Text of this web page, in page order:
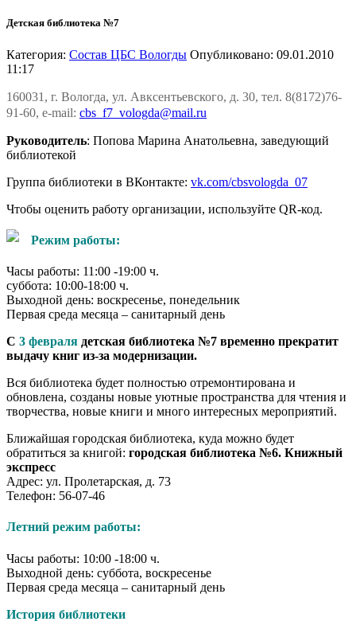
Детская библиотека №7
Категория: Состав ЦБС Вологды Опубликовано: 09.01.2010
11:17
160031, г. Вологда, ул. Авксентьевского, д. 30, тел. 8(8172)76-
91-60, e-mail: cbs_f7_vologda@mail.ru
Руководитель: Попова Марина Анатольевна, заведующий
библиотекой
Группа библиотеки в ВКонтакте: vk.com/cbsvologda_07
Чтобы оценить работу организации, используйте QR-код.
Режим работы:
Часы работы: 11:00 -19:00 ч.
суббота: 10:00-18:00 ч.
Выходной день: воскресенье, понедельник
Первая среда месяца – санитарный день
С 3 февраля детская библиотека №7 временно прекратит
выдачу книг из-за модернизации.
Вся библиотека будет полностью отремонтирована и
обновлена, созданы новые уютные пространства для чтения и
творчества, новые книги и много интересных мероприятий.
Ближайшая городская библиотека, куда можно будет
обратиться за книгой: городская библиотека №6. Книжный
экспресс
Адрес: ул. Пролетарская, д. 73
Телефон: 56-07-46
Летний режим работы:
Часы работы: 10:00 -18:00 ч.
Выходной день: суббота, воскресенье
Первая среда месяца – санитарный день
История библиотеки